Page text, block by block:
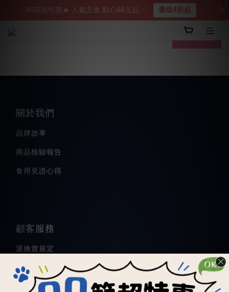
next
關於我們
品牌故事
商品檢驗報告
食用見證心得
顧客服務
退換貨規定
商品訂購常見問題
優惠活動＆購物金使用規則
88節超特惠🔥 人氣主食 點心88元起↗︎ 最低4折起